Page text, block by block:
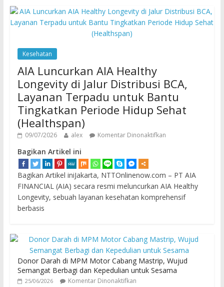
Kesehatan
AIA Luncurkan AIA Healthy
Longevity di Jalur Distribusi BCA,
Layanan Terpadu untuk Bantu
Tingkatkan Periode Hidup Sehat
(Healthspan)
09/07/2026 alex Komentar Dinonaktifkan
Bagikan Artikel ini
Bagikan Artikel iniJakarta, NTTOnlinenow.com – PT AIA
FINANCIAL (AIA) secara resmi meluncurkan AIA Healthy
Longevity, sebuah layanan kesehatan komprehensif
berbasis
Donor Darah di MPM Motor Cabang Mastrip, Wujud
Semangat Berbagi dan Kepedulian untuk Sesama
25/06/2026 Komentar Dinonaktifkan